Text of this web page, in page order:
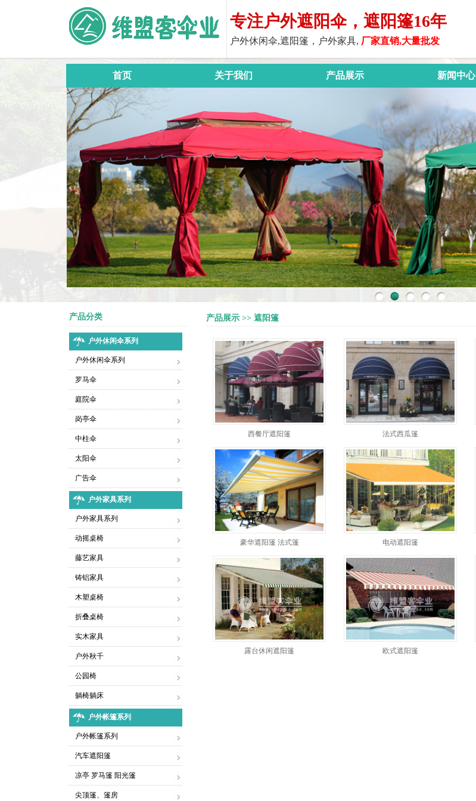
专注户外遮阳伞，遮阳篷16年
户外休闲伞,遮阳篷，户外家具, 厂家直销,大量批发
首页 关于我们 产品展示 新闻中心
产品分类
户外休闲伞系列
户外休闲伞系列
罗马伞
庭院伞
岗亭伞
中柱伞
太阳伞
广告伞
户外家具系列
户外家具系列
动摇桌椅
藤艺家具
铸铝家具
木塑桌椅
折叠桌椅
实木家具
户外秋千
公园椅
躺椅躺床
户外帐篷系列
户外帐篷系列
汽车遮阳篷
凉亭 罗马篷 阳光篷
尖顶篷、篷房
产品展示 >> 遮阳篷
西餐厅遮阳篷 法式西瓜篷
豪华遮阳篷 法式篷 电动遮阳篷
露台休闲遮阳篷 欧式遮阳篷